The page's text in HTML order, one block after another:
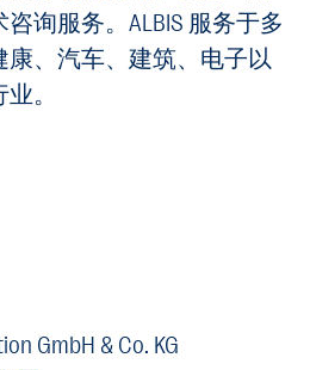
询服务。ALBIS 服务于多
、汽车、建筑、电子以
。
GmbH & Co. KG